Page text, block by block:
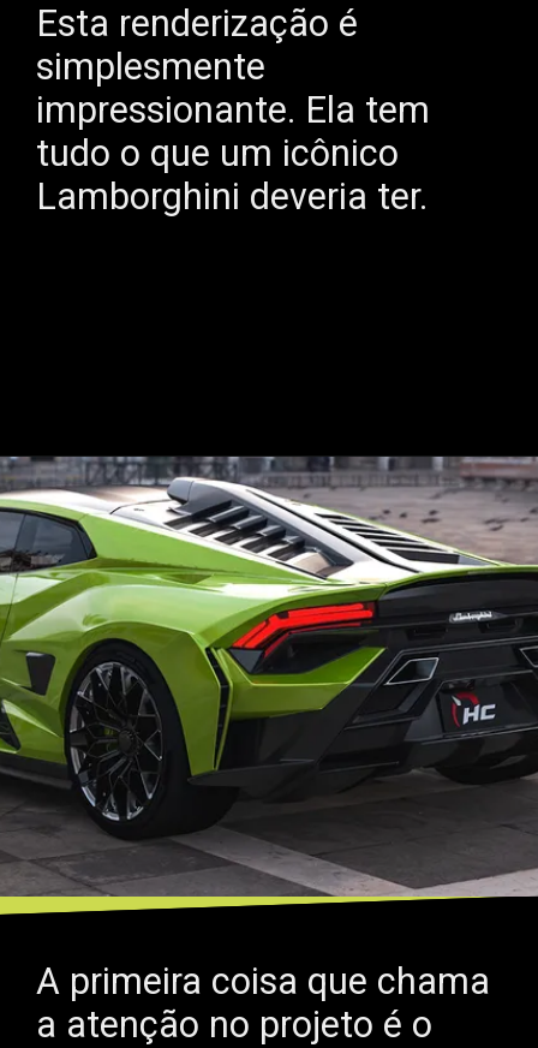
Esta renderização é
simplesmente
impressionante. Ela tem
tudo o que um icônico
Lamborghini deveria ter.
Opening https://mundofixa.com.br/nova-geracao-do-lamborghini-huracan-ganha-aparencia-fenomenal/
A primeira coisa que chama
a atenção no projeto é o